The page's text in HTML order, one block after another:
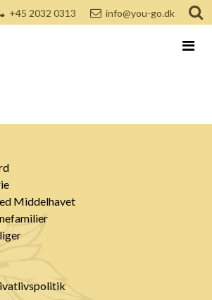
+45 2032 0313 info@you-go.dk
Middelhavet